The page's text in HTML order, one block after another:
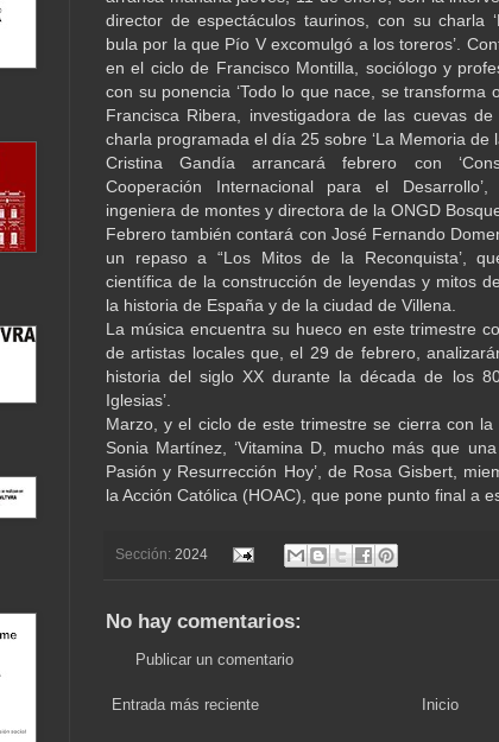
director de espectáculos taurinos, con su charla
bula por la que Pío V excomulgó a los toreros’.
en el ciclo de Francisco Montilla, sociólogo y
con su ponencia ‘Todo lo que nace, se transforma
Francisca Ribera, investigadora de las cuevas
charla programada el día 25 sobre ‘La Memoria de
Cristina Gandía arrancará febrero con
Cooperación Internacional para el
ingeniera de montes y directora de la ONGD
Febrero también contará con José Fernando
un repaso a “Los Mitos de la Reconquista’,
científica de la construcción de leyendas y mitos
la historia de España y de la ciudad de Villena.
La música encuentra su hueco en este trimestre
de artistas locales que, el 29 de febrero,
historia del siglo XX durante la década de los
Iglesias’.
Marzo, y el ciclo de este trimestre se cierra con
Sonia Martínez, ‘Vitamina D, mucho más que
Pasión y Resurrección Hoy’, de Rosa Gisbert,
la Acción Católica (HOAC), que pone punto final a
Sección: 2024
No hay comentarios:
Publicar un comentario
Entrada más reciente Inicio